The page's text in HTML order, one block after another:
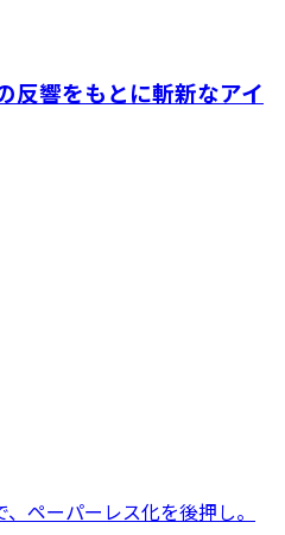
反響をもとに斬新なアイ
ペーパーレス化を後押し。